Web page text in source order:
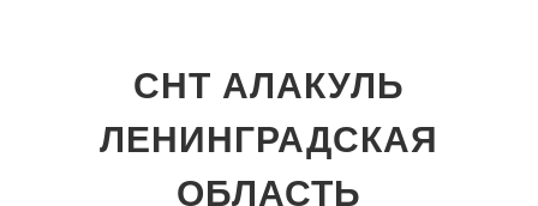
СНТ АЛАКУЛЬ
ЛЕНИНГРАДСКАЯ
ОБЛАСТЬ